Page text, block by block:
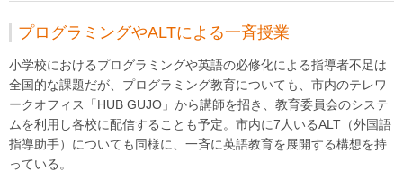
プログラミングやALTによる一斉授業
小学校におけるプログラミングや英語の必修化による指導者不足は
全国的な課題だが、プログラミング教育についても、市内のテレワ
ークオフィス「HUB GUJO」から講師を招き、教育委員会のシステ
ムを利用し各校に配信することも予定。市内に7人いるALT（外国語
指導助手）についても同様に、一斉に英語教育を展開する構想を持
っている。